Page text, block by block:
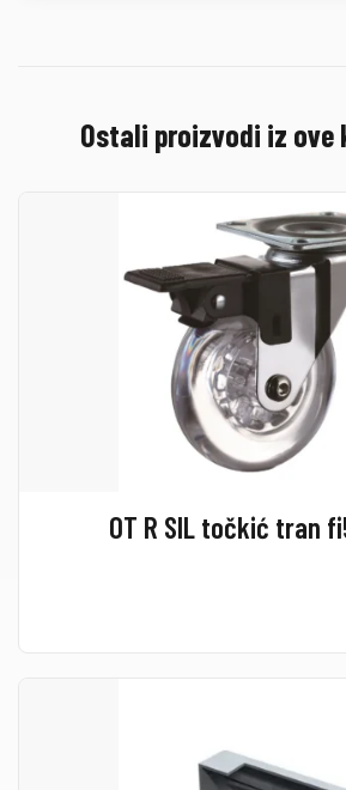
Ostali proizvodi iz ove
OT R SIL točkić tran